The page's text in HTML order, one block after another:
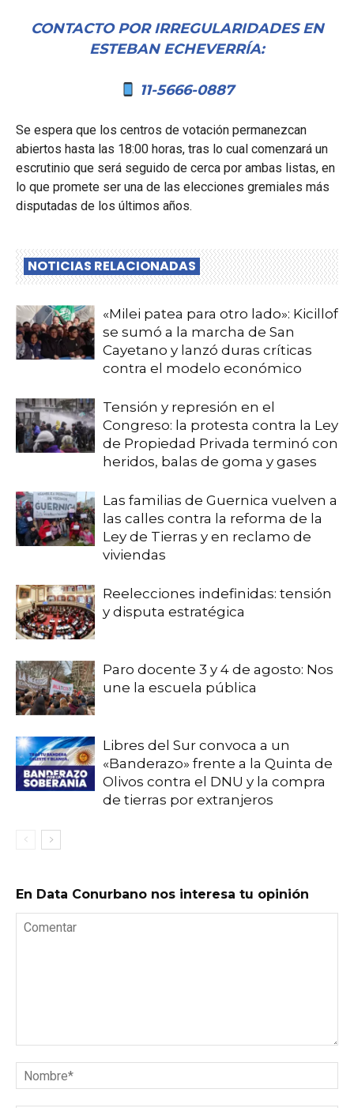
CONTACTO POR IRREGULARIDADES EN
ESTEBAN ECHEVERRÍA:
11-5666-0887
Se espera que los centros de votación permanezcan
abiertos hasta las 18:00 horas, tras lo cual comenzará un
escrutinio que será seguido de cerca por ambas listas, en
lo que promete ser una de las elecciones gremiales más
disputadas de los últimos años.
NOTICIAS RELACIONADAS
«Milei patea para otro lado»: Kicillof
se sumó a la marcha de San
Cayetano y lanzó duras críticas
contra el modelo económico
Tensión y represión en el
Congreso: la protesta contra la Ley
de Propiedad Privada terminó con
heridos, balas de goma y gases
Las familias de Guernica vuelven a
las calles contra la reforma de la
Ley de Tierras y en reclamo de
viviendas
Reelecciones indefinidas: tensión
y disputa estratégica
Paro docente 3 y 4 de agosto: Nos
une la escuela pública
Libres del Sur convoca a un
«Banderazo» frente a la Quinta de
Olivos contra el DNU y la compra
de tierras por extranjeros
En Data Conurbano nos interesa tu opinión